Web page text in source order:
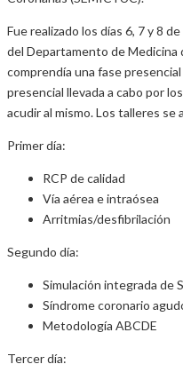
Fue realizado los días 6, 7 y 8
del Departamento de Medicina
comprendía una fase
presencial llevada a cabo por
acudir al mismo. Los talleres
Primer día:
RCP de calidad
Vía aérea e intraósea
Arritmias/desfibrilación
Segundo día:
Simulación integrada de
Síndrome coronario
Metodología ABCDE
Tercer día: